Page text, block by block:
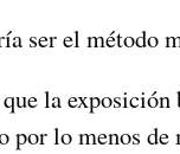
ser el método
la
lo menos de